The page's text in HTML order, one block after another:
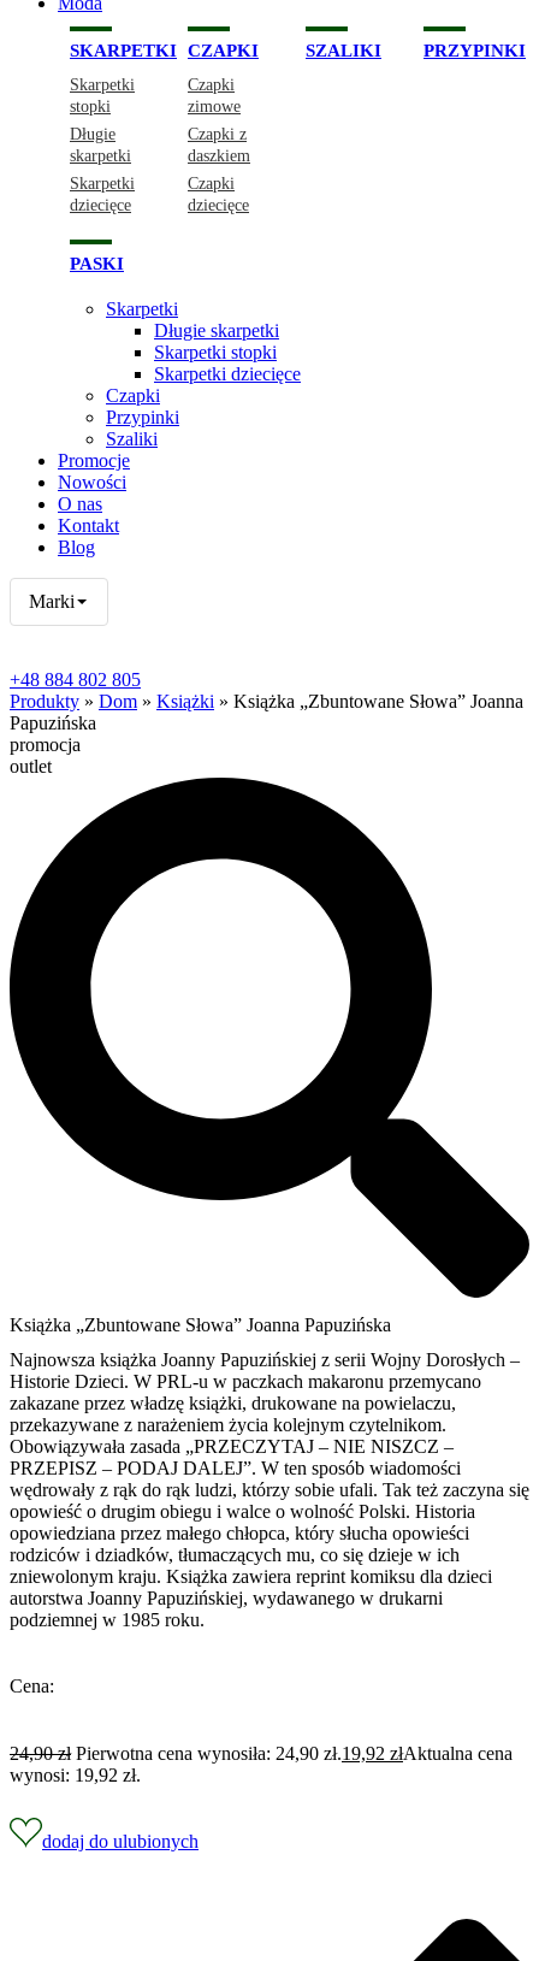
SKARPETKI
Skarpetki
stopki
Długie
skarpetki
Skarpetki
dziecięce
CZAPKI
Czapki
zimowe
Czapki z
daszkiem
Czapki
dziecięce
SZALIKI PRZYPINKI
PASKI
Skarpetki
Długie skarpetki
Skarpetki stopki
Skarpetki dziecięce
Czapki
Przypinki
Szaliki
Promocje
Nowości
O nas
Kontakt
Blog
Marki
+48 884 802 805
Produkty » Dom » Książki » Książka „Zbuntowane Słowa” Joanna
Papuzińska
promocja
outlet
Książka „Zbuntowane Słowa” Joanna Papuzińska
Najnowsza książka Joanny Papuzińskiej z serii Wojny Dorosłych –
Historie Dzieci. W PRL-u w paczkach makaronu przemycano
zakazane przez władzę książki, drukowane na powielaczu,
przekazywane z narażeniem życia kolejnym czytelnikom.
Obowiązywała zasada „PRZECZYTAJ – NIE NISZCZ –
PRZEPISZ – PODAJ DALEJ”. W ten sposób wiadomości
wędrowały z rąk do rąk ludzi, którzy sobie ufali. Tak też zaczyna się
opowieść o drugim obiegu i walce o wolność Polski. Historia
opowiedziana przez małego chłopca, który słucha opowieści
rodziców i dziadków, tłumaczących mu, co się dzieje w ich
zniewolonym kraju. Książka zawiera reprint komiksu dla dzieci
autorstwa Joanny Papuzińskiej, wydawanego w drukarni
podziemnej w 1985 roku.
Cena:
24,90zł Pierwotna cena wynosiła: 24,90 zł.19,92 złAktualna cena
wynosi: 19,92 zł.
dodaj do ulubionych